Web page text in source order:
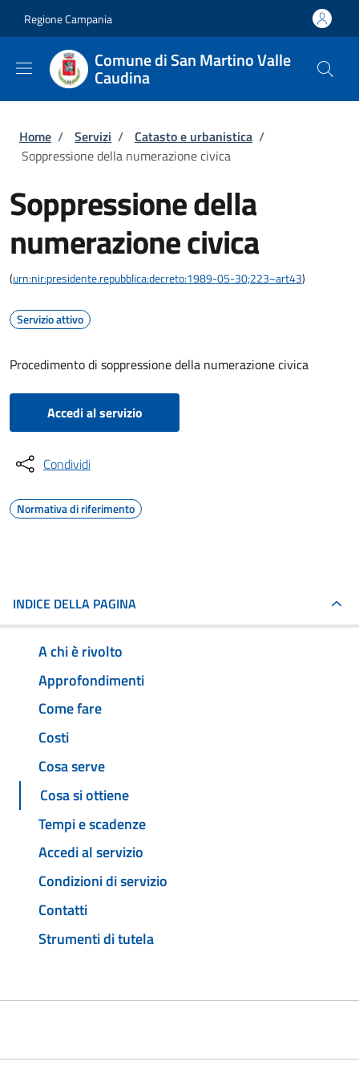
Regione Campania
Comune di San Martino Valle
Caudina
Briciole di pane
Home / Servizi / Catasto e urbanistica /
Soppressione della numerazione civica
Soppressione della
numerazione civica
(urn:nir:presidente.repubblica:decreto:1989-05-30;223~art43)
Servizio attivo
Procedimento di soppressione della numerazione civica
Accedi al servizio
Condividi
Normativa di riferimento
INDICE DELLA PAGINA
A chi è rivolto
Approfondimenti
Come fare
Costi
Cosa serve
Cosa si ottiene
Tempi e scadenze
Accedi al servizio
Condizioni di servizio
Contatti
Strumenti di tutela